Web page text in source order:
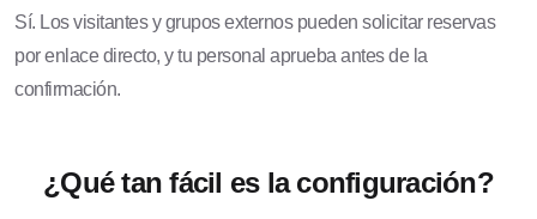
Sí. Los visitantes y grupos externos pueden solicitar reservas
por enlace directo, y tu personal aprueba antes de la
confirmación.
¿Qué tan fácil es la configuración?